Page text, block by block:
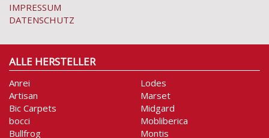
IMPRESSUM
DATENSCHUTZ
ALLE HERSTELLER
Anrei
Artisan
Bic Carpets
bocci
Bullfrog
Lodes
Marset
Midgard
Mobliberica
Montis